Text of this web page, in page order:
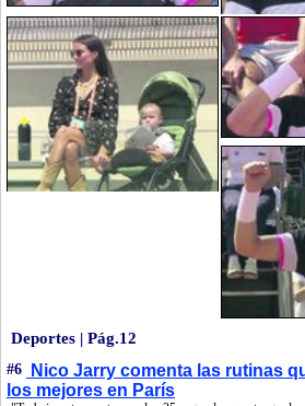
Deportes | Pág.12
#6
Nico Jarry comenta las rutinas
los mejores en París